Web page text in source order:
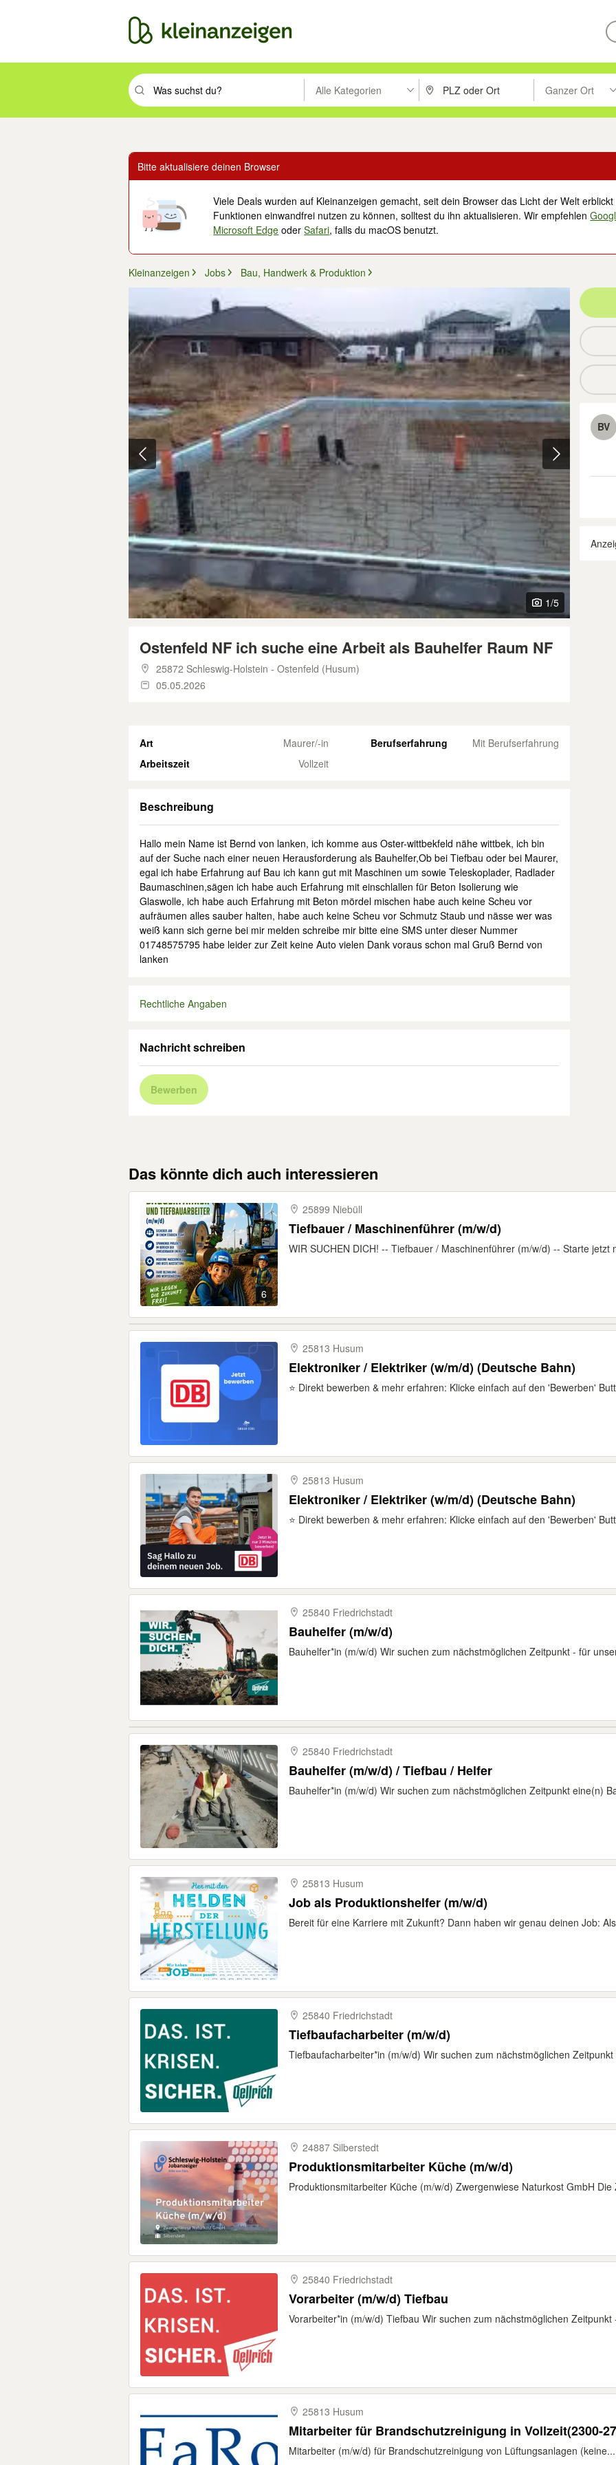
Suchbegriff eingeben. Eingabetaste drücken um zu suchen, oder Vorschläge mit den Pfeiltasten nach oben/
Alle Kategorien PLZ oder Ort eingeben. Eingabetaste
Ganzer Ort
Suche im
Bitte aktualisiere deinen Browser
Viele Deals wurden auf Kleinanzeigen gemacht, seit dein Browser das Licht der Welt
Funktionen einwandfrei nutzen zu können, solltest du ihn aktualisieren. Wir empfehlen
Microsoft Edge oderSafari, falls du macOS benutzt.
Kleinanzeigen Jobs Bau, Handwerk & Produktion
1/5
Ostenfeld NF ich suche eine Arbeit als Bauhelfer Raum NF
25872 Schleswig-Holstein - Ostenfeld (Husum)
05.05.2026
Art Maurer/-in Berufserfahrung
Mit Berufserfahrung
Arbeitszeit
Vollzeit
Beschreibung
Hallo mein Name ist Bernd von lanken, ich komme aus Oster-wittbekfeld nähe wittbek, ich bin
auf der Suche nach einer neuen Herausforderung als Bauhelfer,Ob bei Tiefbau oder bei Maurer,
egal ich habe Erfahrung auf Bau ich kann gut mit Maschinen um sowie Teleskoplader, Radlader
Baumaschinen,sägen ich habe auch Erfahrung mit einschlallen für Beton Isolierung wie
Glaswolle, ich habe auch Erfahrung mit Beton mördel mischen habe auch keine Scheu vor
aufräumen alles sauber halten, habe auch keine Scheu vor Schmutz Staub und nässe wer was
weiß kann sich gerne bei mir melden schreibe mir bitte eine SMS unter dieser Nummer
01748575795 habe leider zur Zeit keine Auto vielen Dank voraus schon mal Gruß Bernd von
lanken
Rechtliche Angaben
Nachricht schreiben
Bewerben
BV
Das könnte dich auch interessieren
6
25899 Niebüll
Tiefbauer / Maschinenführer (m/w/d)
WIR SUCHEN DICH! -- Tiefbauer / Maschinenführer (m/w/d) -- Starte jetzt
25813 Husum
Elektroniker / Elektriker (w/m/d) (Deutsche Bahn)
⭐ Direkt bewerben & mehr erfahren: Klicke einfach auf den 'Bewerben'
25813 Husum
Elektroniker / Elektriker (w/m/d) (Deutsche Bahn)
⭐ Direkt bewerben & mehr erfahren: Klicke einfach auf den 'Bewerben'
25840 Friedrichstadt
Bauhelfer (m/w/d)
Bauhelfer*in (m/w/d) Wir suchen zum nächstmöglichen Zeitpunkt - für
25840 Friedrichstadt
Bauhelfer (m/w/d) / Tiefbau / Helfer
Bauhelfer*in (m/w/d) Wir suchen zum nächstmöglichen Zeitpunkt eine(n)
25813 Husum
Job als Produktionshelfer (m/w/d)
Bereit für eine Karriere mit Zukunft? Dann haben wir genau deinen Job:
25840 Friedrichstadt
Tiefbaufacharbeiter (m/w/d)
Tiefbaufacharbeiter*in (m/w/d) Wir suchen zum nächstmöglichen
24887 Silberstedt
Produktionsmitarbeiter Küche (m/w/d)
Produktionsmitarbeiter Küche (m/w/d) Zwergenwiese Naturkost GmbH Die
25840 Friedrichstadt
Vorarbeiter (m/w/d) Tiefbau
Vorarbeiter*in (m/w/d) Tiefbau Wir suchen zum nächstmöglichen Zeitpunkt
25813 Husum
Mitarbeiter für Brandschutzreinigung in Vollzeit(2300-
Mitarbeiter (m/w/d) für Brandschutzreinigung von Lüftungsanlagen (keine...